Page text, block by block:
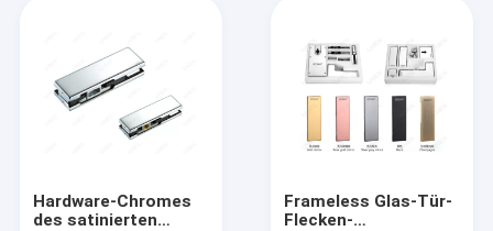
Hardware-Chromes
des satinierten
Frameless Glas-Tür-
Flecken-